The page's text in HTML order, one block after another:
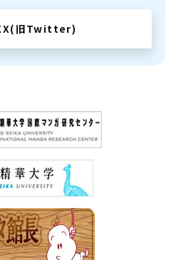
X(旧Twitter)